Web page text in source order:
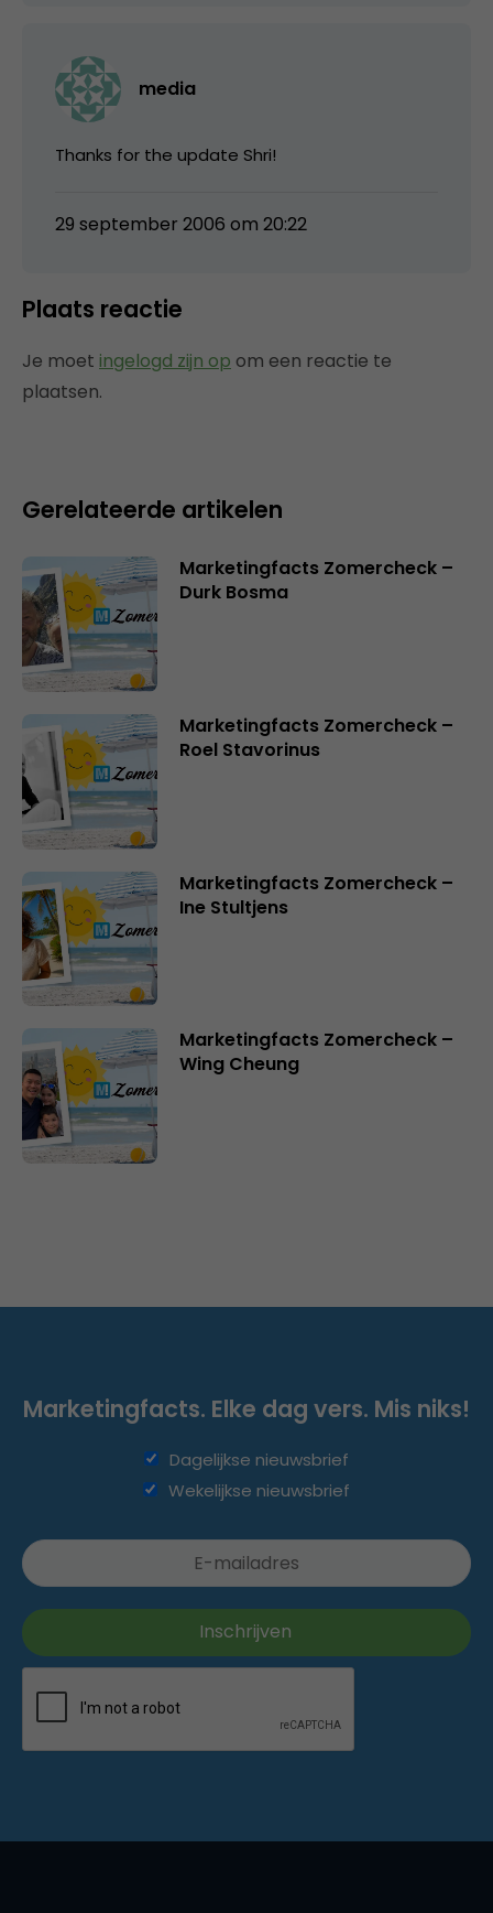
media
Thanks for the update Shri!
29 september 2006 om 20:22
Plaats reactie
Je moet ingelogd zijn op om een reactie te
plaatsen.
Gerelateerde artikelen
Marketingfacts Zomercheck –
Durk Bosma
Marketingfacts Zomercheck –
Roel Stavorinus
Marketingfacts Zomercheck –
Ine Stultjens
Marketingfacts Zomercheck –
Wing Cheung
Marketingfacts. Elke dag vers. Mis niks!
Dagelijkse nieuwsbrief
Wekelijkse nieuwsbrief